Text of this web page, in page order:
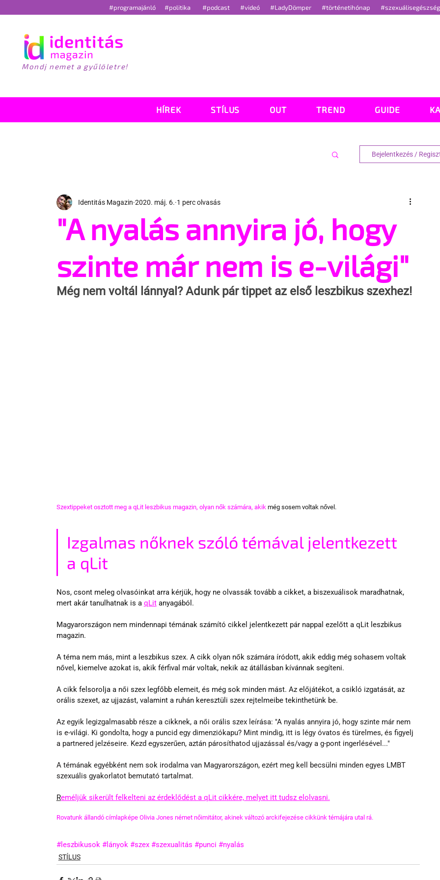
#programajánló #politika #podcast #videó #LadyDömper #történetihónap
Mondj nemet a gyűlöletre!
HÍREK STÍLUS OUT TREND GUIDE
Bejelentkezés /
"A nyalás annyira jó, hogy
szinte már nem is e-világi"
Identitás Magazin 2020. máj. 6. 1 perc olvasás
Még nem voltál lánnyal? Adunk pár tippet az első leszbikus szexhez!
Szextippeket osztott meg a qLit leszbikus magazin, olyan nők számára, akik még sosem voltak nővel.
Izgalmas nőknek szóló témával jelentkezett
a qLit
Nos, csont meleg olvasóinkat arra kérjük, hogy ne olvassák tovább a cikket, a biszexuálisok maradhatnak,
mert akár tanulhatnak is a qLit anyagából.
Magyarországon nem mindennapi témának számító cikkel jelentkezett pár nappal ezelőtt a qLit leszbikus
magazin.
A téma nem más, mint a leszbikus szex. A cikk olyan nők számára íródott, akik eddig még sohasem voltak
nővel, kiemelve azokat is, akik férfival már voltak, nekik az átállásban kívánnak segíteni.
A cikk felsorolja a női szex legfőbb elemeit, és még sok minden mást. Az előjátékot, a csikló izgatását, az
orális szexet, az ujjazást, valamint a ruhán keresztüli szex rejtelmeibe tekinthetünk be.
Az egyik legizgalmasabb része a cikknek, a női orális szex leírása: "A nyalás annyira jó, hogy szinte már nem
is e-világi. Ki gondolta, hogy a puncid egy dimenziókapu? Mint mindig, itt is légy óvatos és türelmes, és figyelj
a partnered jelzéseire. Kezd egyszerűen, aztán párosíthatod ujjazással és/vagy a g-pont ingerlésével..."
A témának egyébként nem sok irodalma van Magyarországon, ezért meg kell becsülni minden egyes LMBT
szexuális gyakorlatot bemutató tartalmat.
Reméljük sikerült felkelteni az érdeklődést a qLit cikkére, melyet itt tudsz elolvasni.
Rovatunk állandó címlapképe Olivia Jones német nőimitátor, akinek változó arckifejezése cikkünk témájára utal rá.
#leszbikusok #lányok #szex #szexualitás #punci #nyalás
STÍLUS